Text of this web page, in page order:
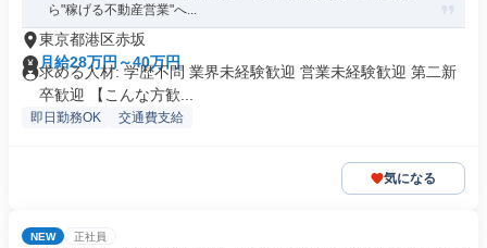
ら"稼げる不動産営業"へ...
東京都港区赤坂
月給28万円～40万円
求める人材: 学歴不問 業界未経験歓迎 営業未経験歓迎 第二新
卒歓迎 【こんな方歓...
即日勤務OK 交通費支給
気になる
NEW 正社員